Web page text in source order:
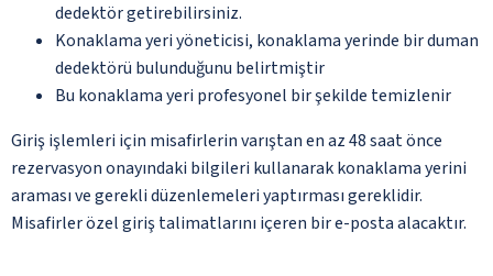
dedektör getirebilirsiniz.
Konaklama yeri yöneticisi, konaklama yerinde bir duman
dedektörü bulunduğunu belirtmiştir
Bu konaklama yeri profesyonel bir şekilde temizlenir
Giriş işlemleri için misafirlerin varıştan en az 48 saat önce
rezervasyon onayındaki bilgileri kullanarak konaklama yerini
araması ve gerekli düzenlemeleri yaptırması gereklidir.
Misafirler özel giriş talimatlarını içeren bir e-posta alacaktır.